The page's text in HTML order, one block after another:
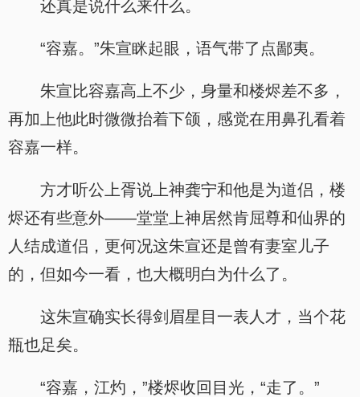
还真是说什么来什么。
“容嘉。”朱宣眯起眼，语气带了点鄙夷。
朱宣比容嘉高上不少，身量和楼烬差不多，
再加上他此时微微抬着下颌，感觉在用鼻孔看着
容嘉一样。
方才听公上胥说上神龚宁和他是为道侣，楼
烬还有些意外——堂堂上神居然肯屈尊和仙界的
人结成道侣，更何况这朱宣还是曾有妻室儿子
的，但如今一看，也大概明白为什么了。
这朱宣确实长得剑眉星目一表人才，当个花
瓶也足矣。
“容嘉，江灼，”楼烬收回目光，“走了。”